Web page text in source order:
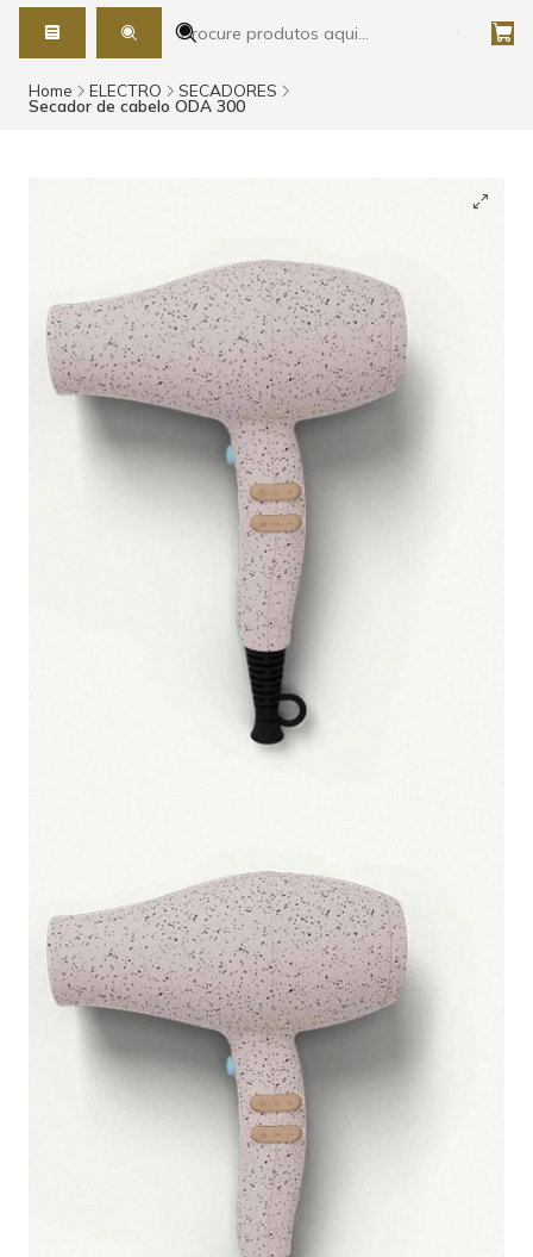
Home ELECTRO SECADORES
Secador de cabelo ODA 300